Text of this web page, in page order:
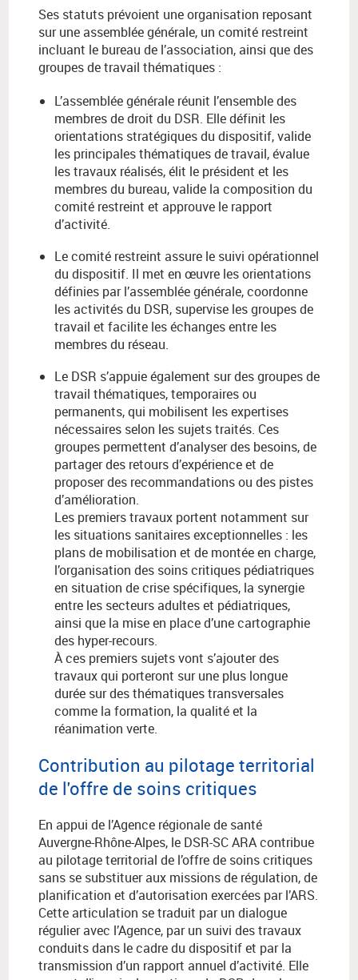
Ses statuts prévoient une organisation reposant
sur une assemblée générale, un comité restreint
incluant le bureau de l’association, ainsi que des
groupes de travail thématiques :
L’assemblée générale réunit l’ensemble des
membres de droit du DSR. Elle définit les
orientations stratégiques du dispositif, valide
les principales thématiques de travail, évalue
les travaux réalisés, élit le président et les
membres du bureau, valide la composition du
comité restreint et approuve le rapport
d’activité.
Le comité restreint assure le suivi opérationnel
du dispositif. Il met en œuvre les orientations
définies par l’assemblée générale, coordonne
les activités du DSR, supervise les groupes de
travail et facilite les échanges entre les
membres du réseau.
Le DSR s’appuie également sur des groupes de
travail thématiques, temporaires ou
permanents, qui mobilisent les expertises
nécessaires selon les sujets traités. Ces
groupes permettent d’analyser des besoins, de
partager des retours d’expérience et de
proposer des recommandations ou des pistes
d’amélioration.
Les premiers travaux portent notamment sur
les situations sanitaires exceptionnelles : les
plans de mobilisation et de montée en charge,
l’organisation des soins critiques pédiatriques
en situation de crise spécifiques, la synergie
entre les secteurs adultes et pédiatriques,
ainsi que la mise en place d’une cartographie
des hyper-recours.
À ces premiers sujets vont s’ajouter des
travaux qui porteront sur une plus longue
durée sur des thématiques transversales
comme la formation, la qualité et la
réanimation verte.
Contribution au pilotage territorial
de l'offre de soins critiques
En appui de l’Agence régionale de santé
Auvergne-Rhône-Alpes, le DSR-SC ARA contribue
au pilotage territorial de l’offre de soins critiques
sans se substituer aux missions de régulation, de
planification et d’autorisation exercées par l’ARS.
Cette articulation se traduit par un dialogue
régulier avec l’Agence, par un suivi des travaux
conduits dans le cadre du dispositif et par la
transmission d’un rapport annuel d’activité. Elle